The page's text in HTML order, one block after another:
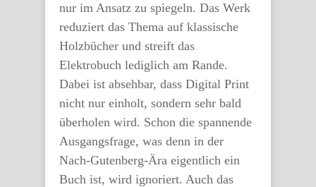
nur im Ansatz zu spiegeln. Das Werk
reduziert das Thema auf klassische
Holzbücher und streift das
Elektrobuch lediglich am Rande.
Dabei ist absehbar, dass Digital Print
nicht nur einholt, sondern sehr bald
überholen wird. Schon die spannende
Ausgangsfrage, was denn in der
Nach-Gutenberg-Ära eigentlich ein
Buch ist, wird ignoriert. Auch das